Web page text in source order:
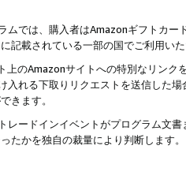
ムでは、購入者はAmazonギフトカ
記載されている一部の国でご利用い
上のAmazonサイトへの特別なリン
入れる下取りリクエストを送信した
きます。
レードインイベントがプログラム文
たかを独自の裁量により判断します。